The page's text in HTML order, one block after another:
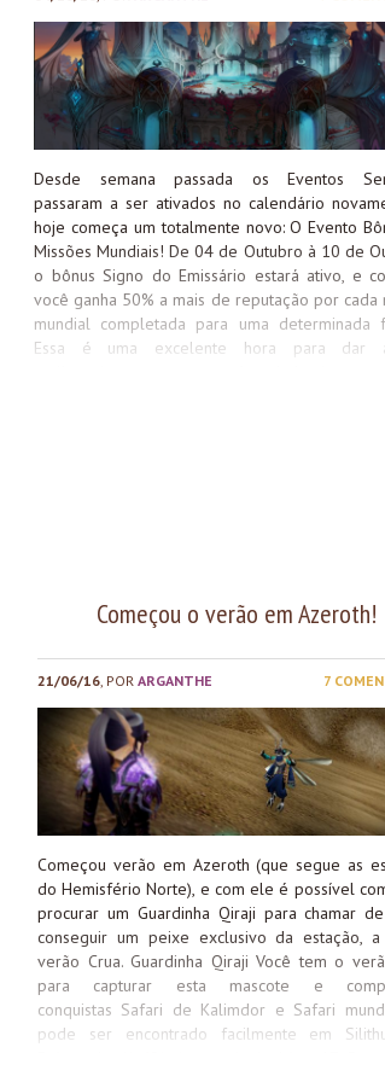
Alterac Guia: Monte Gêmeos Guia: Ilha da
Guia: A Batalha por Guilnéas Partiu upar
(sim, eu estou afundando MUITO nisso :P) Boa
Desde semana passada os Eventos
passaram a ser ativados no calendário
hoje começa um totalmente novo: O Evento
Missões Mundiais! De 04 de Outubro à 10 de
o bônus Signo do Emissário estará ativo, e
você ganha 50% a mais de reputação por cada
mundial completada para uma determinada
Essa é uma excelente hora para dar
também os seguintes artigos: Boa semana!
Começou o verão em Azeroth!
21/06/16 , POR ARGANTHE 7
Começou verão em Azeroth (que segue as
do Hemisfério Norte), e com ele é possível
procurar um Guardinha Qiraji para chamar
conseguir um peixe exclusivo da estação, a
verão Crua. Guardinha Qiraji Você tem o
para capturar esta mascote e
conquistas Safari de Kalimdor e Safari
pode ser encontrado facilmente em